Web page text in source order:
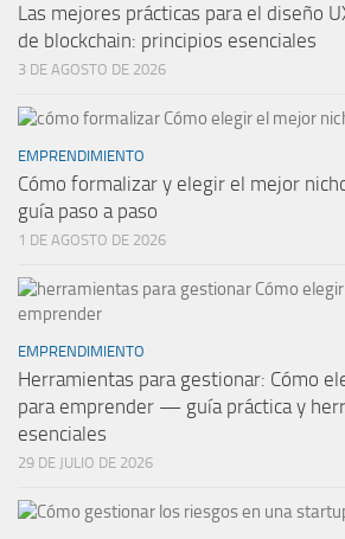
Las mejores prácticas para el diseño
de blockchain: principios esenciales
3 DE AGOSTO DE 2026
EMPRENDIMIENTO
Cómo formalizar y elegir el mejor
guía paso a paso
1 DE AGOSTO DE 2026
EMPRENDIMIENTO
Herramientas para gestionar: Cómo
para emprender — guía práctica y
esenciales
29 DE JULIO DE 2026